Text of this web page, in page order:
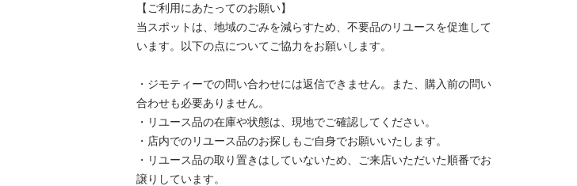
【ご利用にあたってのお願い】
当スポットは、地域のごみを減らすため、不要品のリユースを促進して
います。以下の点についてご協力をお願いします。
・ジモティーでの問い合わせには返信できません。また、購入前の問い
合わせも必要ありません。
・リユース品の在庫や状態は、現地でご確認してください。
・店内でのリユース品のお探しもご自身でお願いいたします。
・リユース品の取り置きはしていないため、ご来店いただいた順番でお
譲りしています。